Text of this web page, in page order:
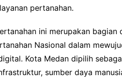
pertanahan.
ini merupakan bagian
Nasional dalam
Kota Medan dipilih
sumber daya